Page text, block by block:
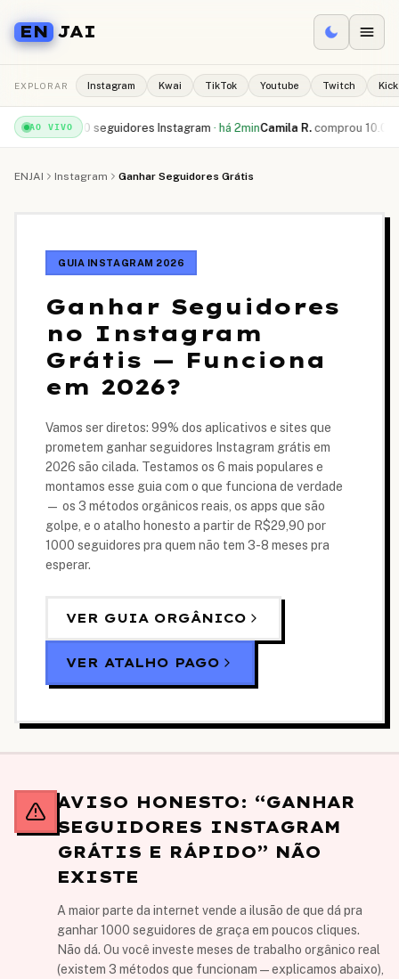
EN JAI
EXPLORAR Instagram Kwai TikTok Youtube Twitch Kick
AO VIVO
500 seguidores Instagram · há 2minCamila R. comprou 10.000 curtidas
ENJAI Instagram Ganhar Seguidores Grátis
GUIA INSTAGRAM 2026
Ganhar Seguidores
no Instagram
Grátis — Funciona
em 2026?
Vamos ser diretos: 99% dos aplicativos e sites que
prometem ganhar seguidores Instagram grátis em
2026 são cilada. Testamos os 6 mais populares e
montamos esse guia com o que funciona de verdade
— os 3 métodos orgânicos reais, os apps que são
golpe, e o atalho honesto a partir de R$29,90 por
1000 seguidores pra quem não tem 3-8 meses pra
esperar.
VER GUIA ORGÂNICO
VER ATALHO PAGO
AVISO HONESTO: “GANHAR
SEGUIDORES INSTAGRAM
GRÁTIS E RÁPIDO” NÃO
EXISTE
A maior parte da internet vende a ilusão de que dá pra
ganhar 1000 seguidores de graça em poucos cliques.
Não dá. Ou você investe meses de trabalho orgânico real
(existem 3 métodos que funcionam — explicamos abaixo),